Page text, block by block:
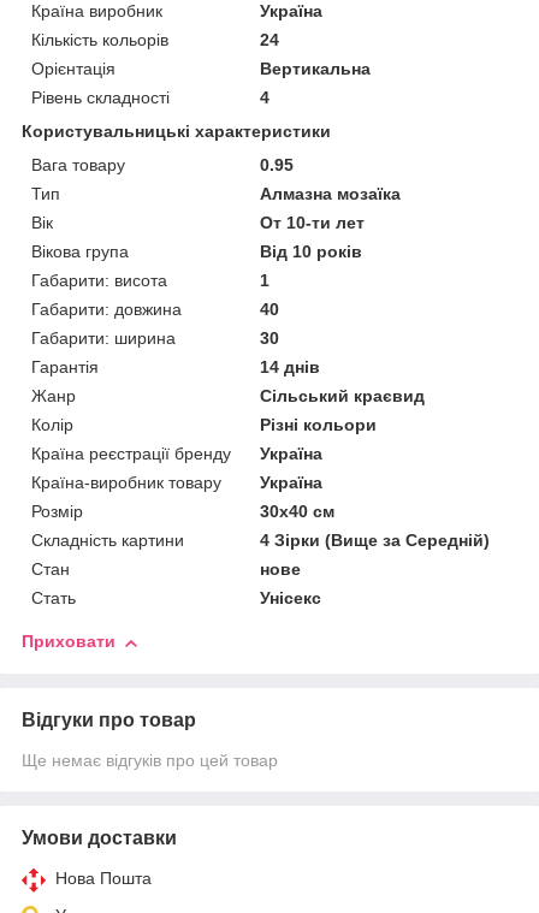
Країна виробник
Україна
Кількість кольорів
24
Орієнтація
Вертикальна
Рівень складності
4
Користувальницькі характеристики
Вага товару
0.95
Тип
Алмазна мозаїка
Вік
От 10-ти лет
Вікова група
Від 10 років
Габарити: висота
1
Габарити: довжина
40
Габарити: ширина
30
Гарантія
14 днів
Жанр
Сільський краєвид
Колір
Різні кольори
Країна реєстрації бренду
Україна
Країна-виробник товару
Україна
Розмір
30х40 см
Складність картини
4 Зірки (Вище за Середній)
Стан
нове
Стать
Унісекс
Приховати
Відгуки про товар
Ще немає відгуків про цей товар
Умови доставки
Нова Пошта